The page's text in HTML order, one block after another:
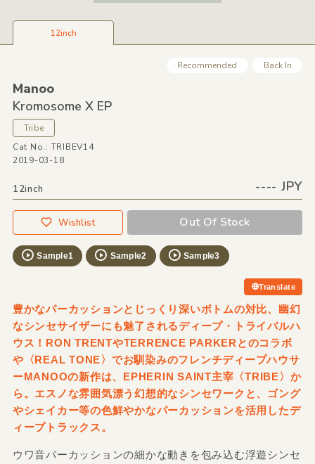
12inch
Recommended Back In
Manoo
Kromosome X EP
Tribe
Cat No.: TRIBEV14
2019-03-18
12inch ---- JPY
Wishlist Out Of Stock
Sample1 Sample2 Sample3
Translate
豊かなパーカッションとじっくり深いボトムの対比、幽幻
なシンセサイザーにも魅了されるディープ・トライバルハ
ウス！RON TRENTやTERRENCE PARKERとのコラボ
や〈REAL TONE〉でお馴染みのフレンチディープハウサ
ーMANOOの新作は、EPHERIN SAINT主宰〈TRIBE〉か
ら。エスノな雰囲気漂う幻想的なシンセワークと、ゴング
やシェイカー等の色鮮やかなパーカッションを活用したデ
ィープトラックス。
ウワ音パーカッションの細かな動きを包み込む浮遊シンセ